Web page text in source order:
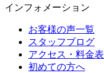
インフォメーション
お客様の声一覧
スタッフブログ
アクセス・料金表
初めての方へ